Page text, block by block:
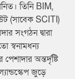
তিনি BIM,
(সাবেক SCITI)
সংগঠন দ্বারা
স্বনামধন্য
অন্তর্দৃষ্টি
জুড়ে